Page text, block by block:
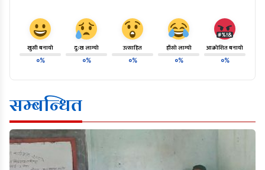
खुसी बनायो
०%
दु:ख लाग्यो
०%
उत्साहित
०%
हाँसो लाग्यो
०%
आक्रोशित बनायो
०%
सम्बन्धित